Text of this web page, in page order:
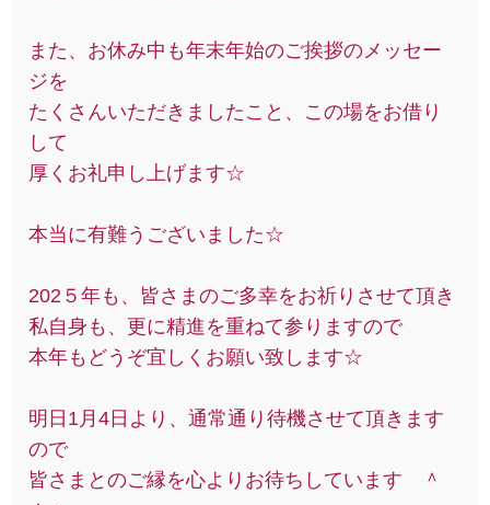
また、お休み中も年末年始のご挨拶のメッセー
ジを
たくさんいただきましたこと、この場をお借り
して
厚くお礼申し上げます☆
本当に有難うございました☆
202５年も、皆さまのご多幸をお祈りさせて頂き
私自身も、更に精進を重ねて参りますので
本年もどうぞ宜しくお願い致します☆
明日1月4日より、通常通り待機させて頂きます
ので
皆さまとのご縁を心よりお待ちしています ＾